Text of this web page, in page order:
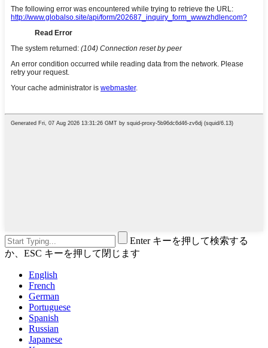
Enter キーを押して検索する
か、ESC キーを押して閉じます
English
French
German
Portuguese
Spanish
Russian
Japanese